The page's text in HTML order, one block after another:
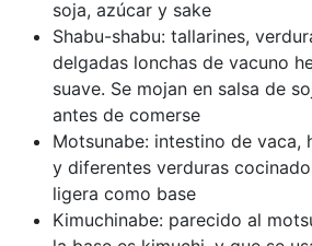
soja, azúcar y sake
Shabu-shabu: tallarines,
delgadas lonchas de vacuno
suave. Se mojan en salsa de
antes de comerse
Motsunabe: intestino de vaca,
y diferentes verduras
ligera como base
Kimuchinabe: parecido al